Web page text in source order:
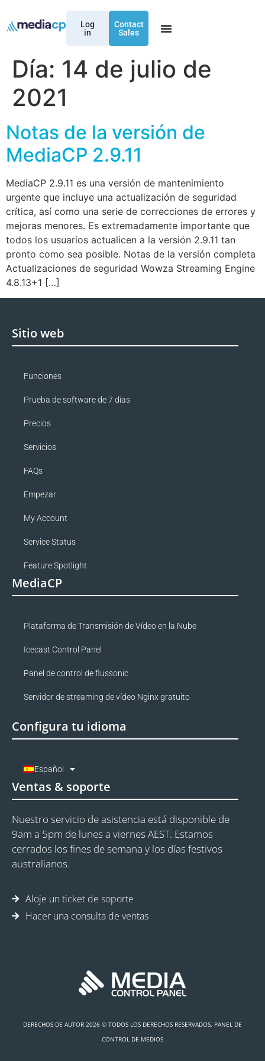
Log
in
Contact
Sales
Día: 14 de julio de
2021
Notas de la versión de
MediaCP 2.9.11
MediaCP 2.9.11 es una versión de mantenimiento
urgente que incluye una actualización de seguridad
crítica, así como una serie de correcciones de errores y
mejoras menores. Es extremadamente importante que
todos los usuarios actualicen a la versión 2.9.11 tan
pronto como sea posible. Notas de la versión completa
Actualizaciones de seguridad Wowza Streaming Engine
4.8.13+1 […]
Sitio web
Funciones
Prueba de software de 7 días
Precios
Servicios
FAQs
Empezar
My Account
Service Status
Feature Spotlight
MediaCP
Plataforma de Transmisión de Vídeo en la Nube
Icecast Control Panel
Panel de control de flussonic
Servidor de streaming de vídeo Nginx gratuito
Configura tu idioma
Español
Ventas & soporte
Nuestro servicio de asistencia está disponible de
9am a 5pm de lunes a viernes AEST. Estamos
cerrados los fines de semana y los días festivos
australianos.
Aloje un ticket de soporte
Hacer una consulta de ventas
DERECHOS DE AUTOR 2026 © TODOS LOS DERECHOS RESERVADOS. PANEL DE
CONTROL DE MEDIOS